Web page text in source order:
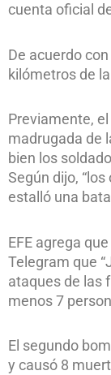
cuenta oficial
De acuerdo
kilómetros de
Previamente,
madrugada de
bien los
Según dijo,
estalló una
EFE agrega
Telegram que
ataques de las
menos 7
El segundo
y causó 8